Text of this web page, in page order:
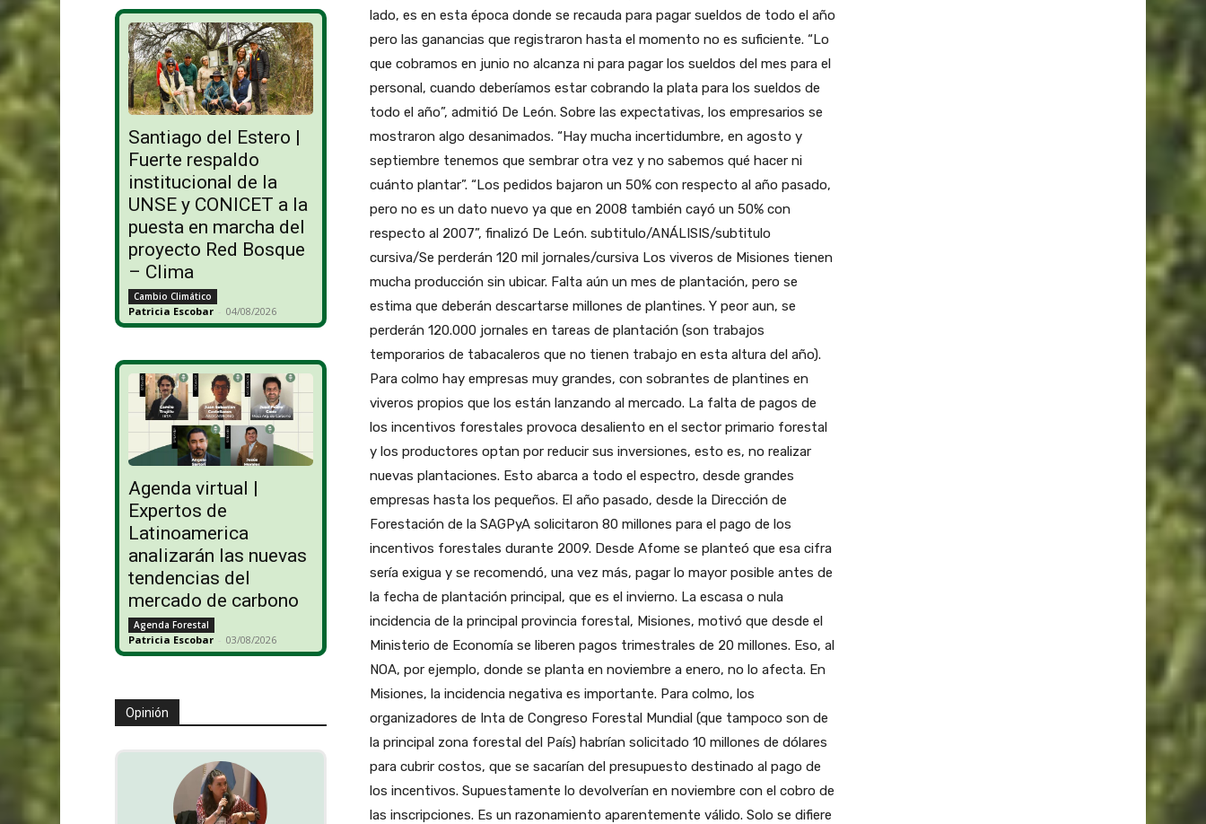
Santiago del Estero |
Fuerte respaldo
institucional de la
UNSE y CONICET a la
puesta en marcha del
proyecto Red Bosque
– Clima
Cambio Climático
Patricia Escobar - 04/08/2026
Agenda virtual |
Expertos de
Latinoamerica
analizarán las nuevas
tendencias del
mercado de carbono
Agenda Forestal
Patricia Escobar - 03/08/2026
Opinión
lado, es en esta época donde se recauda para pagar sueldos de todo el año
pero las ganancias que registraron hasta el momento no es suficiente. “Lo
que cobramos en junio no alcanza ni para pagar los sueldos del mes para el
personal, cuando deberíamos estar cobrando la plata para los sueldos de
todo el año”, admitió De León. Sobre las expectativas, los empresarios se
mostraron algo desanimados. “Hay mucha incertidumbre, en agosto y
septiembre tenemos que sembrar otra vez y no sabemos qué hacer ni
cuánto plantar”. “Los pedidos bajaron un 50% con respecto al año pasado,
pero no es un dato nuevo ya que en 2008 también cayó un 50% con
respecto al 2007”, finalizó De León. subtitulo/ANÁLISIS/subtitulo
cursiva/Se perderán 120 mil jornales/cursiva Los viveros de Misiones tienen
mucha producción sin ubicar. Falta aún un mes de plantación, pero se
estima que deberán descartarse millones de plantines. Y peor aun, se
perderán 120.000 jornales en tareas de plantación (son trabajos
temporarios de tabacaleros que no tienen trabajo en esta altura del año).
Para colmo hay empresas muy grandes, con sobrantes de plantines en
viveros propios que los están lanzando al mercado. La falta de pagos de
los incentivos forestales provoca desaliento en el sector primario forestal
y los productores optan por reducir sus inversiones, esto es, no realizar
nuevas plantaciones. Esto abarca a todo el espectro, desde grandes
empresas hasta los pequeños. El año pasado, desde la Dirección de
Forestación de la SAGPyA solicitaron 80 millones para el pago de los
incentivos forestales durante 2009. Desde Afome se planteó que esa cifra
sería exigua y se recomendó, una vez más, pagar lo mayor posible antes de
la fecha de plantación principal, que es el invierno. La escasa o nula
incidencia de la principal provincia forestal, Misiones, motivó que desde el
Ministerio de Economía se liberen pagos trimestrales de 20 millones. Eso, al
NOA, por ejemplo, donde se planta en noviembre a enero, no lo afecta. En
Misiones, la incidencia negativa es importante. Para colmo, los
organizadores de Inta de Congreso Forestal Mundial (que tampoco son de
la principal zona forestal del País) habrían solicitado 10 millones de dólares
para cubrir costos, que se sacarían del presupuesto destinado al pago de
los incentivos. Supuestamente lo devolverían en noviembre con el cobro de
las inscripciones. Es un razonamiento aparentemente válido. Solo se difiere